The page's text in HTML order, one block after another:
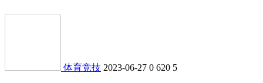
体育竞技 2023-06-27 0 620 5